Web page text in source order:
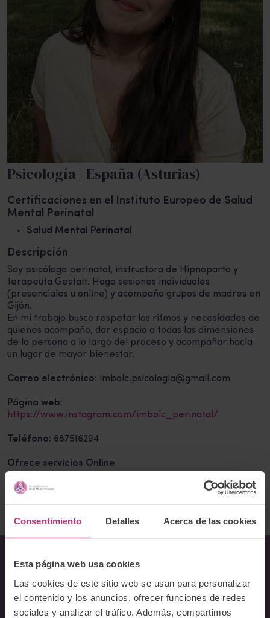
Consentimiento Detalles Acerca de las cookies
Esta página web usa cookies
Las cookies de este sitio web se usan para personalizar
el contenido y los anuncios, ofrecer funciones de redes
sociales y analizar el tráfico. Además, compartimos
Psicología | España (Asturias)
Certificaciones en el Instituto Europeo de Salud
Mental Perinatal
Salud Mental Perinatal
Descripción
Soy psicóloga perinatal, instructora de Hipnoparto y
terapeuta Gestalt. Hago sesiones individuales
(presenciales u online) y acompaño grupos de madres en
Gijón.
En mi trabajo busco respetar los ritmos y necesidades de
quienes acompaño, dar espacio a todas las dimensiones
de la persona a lo largo del proceso y acompañar hacia
un lugar de mayor bienestar.
Correo electrónico: imbolc.psicologia@gmail.com
Página web:
https://www.instagram.com/imbolc_perinatal/
Teléfono: 687516294
Ofrece servicios Online
Volver al listado
Sobre Nosotros
Acerca del Instituto